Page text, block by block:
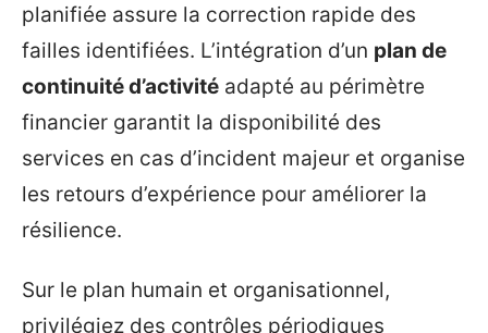
planifiée assure la correction rapide des
failles identifiées. L’intégration d’un plan de
continuité d’activité adapté au périmètre
financier garantit la disponibilité des
services en cas d’incident majeur et organise
les retours d’expérience pour améliorer la
résilience.
Sur le plan humain et organisationnel,
privilégiez des contrôles périodiques